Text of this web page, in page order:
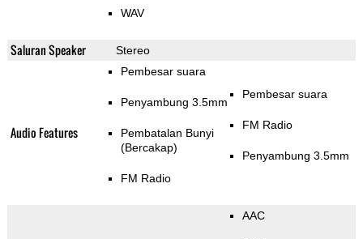
WAV
Saluran Speaker Stereo
Audio Features
Pembesar suara
Penyambung 3.5mm
Pembatalan Bunyi
(Bercakap)
FM Radio
Pembesar suara
FM Radio
Penyambung 3.5mm
AAC